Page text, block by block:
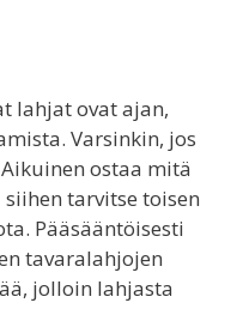
lahjat ovat ajan,
Varsinkin, jos
ostaa mitä
tarvitse toisen
Pääsääntöisesti
tavaralahjojen
jolloin lahjasta